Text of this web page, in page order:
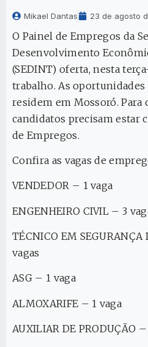
Mikael Dantas 23 de agosto
O Painel de Empregos da
Desenvolvimento
(SEDINT) oferta, nesta
trabalho. As oportunidades
residem em Mossoró. Para
candidatos precisam estar
de Empregos.
Confira as vagas de
VENDEDOR – 1 vaga
ENGENHEIRO CIVIL – 3
TÉCNICO EM SEGURANÇA
vagas
ASG – 1 vaga
ALMOXARIFE – 1 vaga
AUXILIAR DE PRODUÇÃO